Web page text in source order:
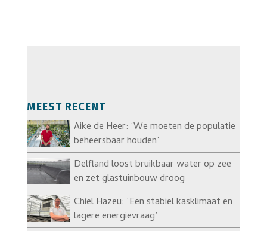
MEEST RECENT
Aike de Heer: ‘We moeten de populatie
beheersbaar houden’
Delfland loost bruikbaar water op zee
en zet glastuinbouw droog
Chiel Hazeu: ‘Een stabiel kasklimaat en
lagere energievraag’